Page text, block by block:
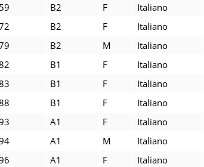
B2 F Italiano
B2 F Italiano
B2 M Italiano
B1 F Italiano
B1 F Italiano
B1 F Italiano
A1 F Italiano
A1 M Italiano
A1 F Italiano